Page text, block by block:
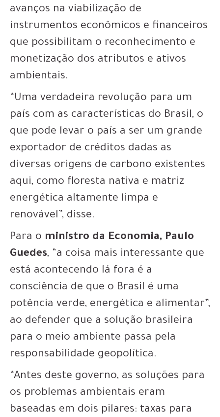
avanços na viabilização de
instrumentos econômicos e financeiros
que possibilitam o reconhecimento e
monetização dos atributos e ativos
ambientais.
“Uma verdadeira revolução para um
país com as características do Brasil, o
que pode levar o país a ser um grande
exportador de créditos dadas as
diversas origens de carbono existentes
aqui, como floresta nativa e matriz
energética altamente limpa e
renovável”, disse.
Para o ministro da Economia, Paulo
Guedes, “a coisa mais interessante que
está acontecendo lá fora é a
consciência de que o Brasil é uma
potência verde, energética e alimentar”,
ao defender que a solução brasileira
para o meio ambiente passa pela
responsabilidade geopolítica.
“Antes deste governo, as soluções para
os problemas ambientais eram
baseadas em dois pilares: taxas para